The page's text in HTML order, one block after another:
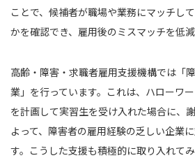
ことで、候補者が職場や業務にマッチし
かを確認でき、雇用後のミスマッチを低
高齢・障害・求職者雇用支援機構では「
業」を行っています。これは、ハローワ
を計画して実習生を受け入れた場合に、
よって、障害者の雇用経験の乏しい企業
す。こうした支援も積極的に取り入れてみ